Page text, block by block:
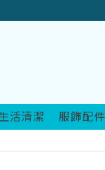
活清潔 服飾配件